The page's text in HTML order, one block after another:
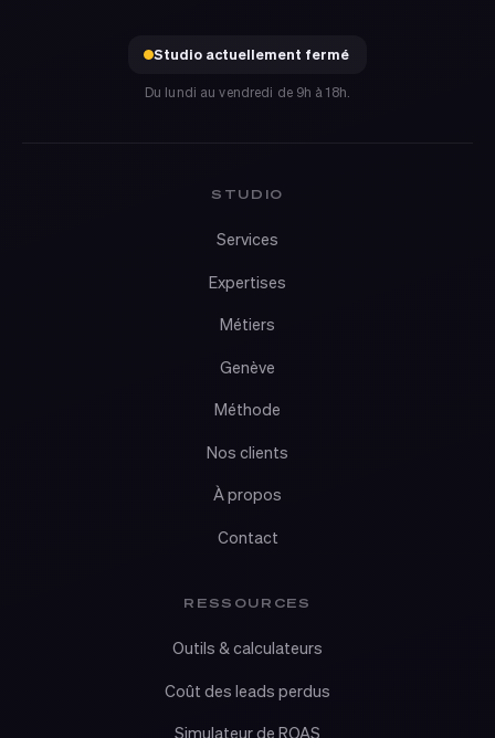
Studio actuellement fermé
Du lundi au vendredi de 9h à 18h.
STUDIO
Services
Expertises
Métiers
Genève
Méthode
Nos clients
À propos
Contact
RESSOURCES
Outils & calculateurs
Coût des leads perdus
Simulateur de ROAS